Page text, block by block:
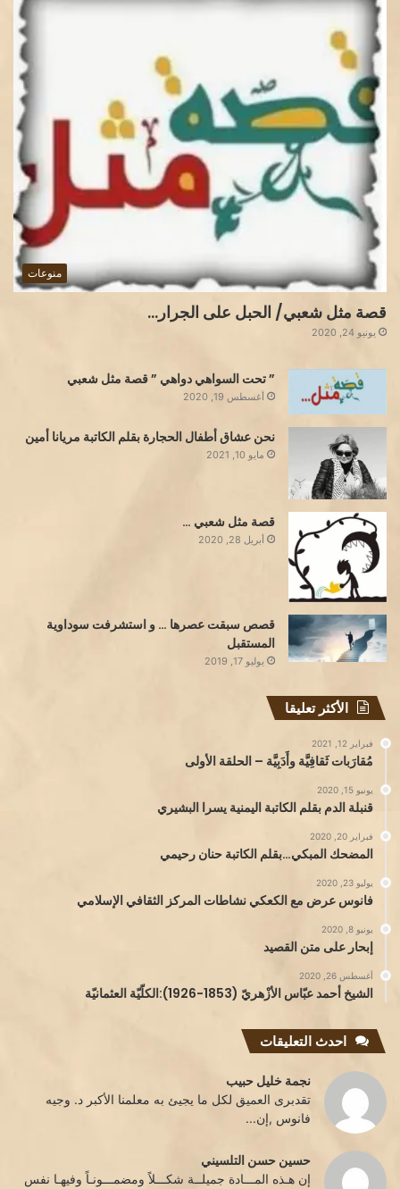
منوعات
قصة مثل شعبي/ الحبل على الجرار…
يونيو 24, 2020
” تحت السواهي دواهي ” قصة مثل شعبي
أغسطس 19, 2020
نحن عشاق أطفال الحجارة بقلم الكاتبة مريانا أمين
مايو 10, 2021
قصة مثل شعبي …
أبريل 28, 2020
قصص سبقت عصرها … و استشرفت سوداوية
المستقبل
يوليو 17, 2019
الأكثر تعليقا
فبراير 12, 2021
مُقارَبات ثَقافِيَّة وأَدَبِيَّة – الحلقة الأولى
يونيو 15, 2020
قنبلة الدم بقلم الكاتبة اليمنية يسرا البشيري
فبراير 20, 2020
المضحك المبكي…بقلم الكاتبة حنان رحيمي
يوليو 23, 2020
فانوس عرض مع الكعكي نشاطات المركز الثقافي الإسلامي
يونيو 8, 2020
إبحار على متن القصيد
أغسطس 26, 2020
الشيخ أحمد عبّاس الأزْهريّ (1853-1926):الكلّيّة العثمانيّة
احدث التعليقات
نجمة خليل حبيب
تقدبرى العميق لكل ما يجيئ به معلمنا الأكبر د. وجيه
فانوس ,إن...
حسين حسن التلسيني
إن هـذه المـــادة جميلــة شكـــلاً ومضمـــونـاً وفيهـا نفس